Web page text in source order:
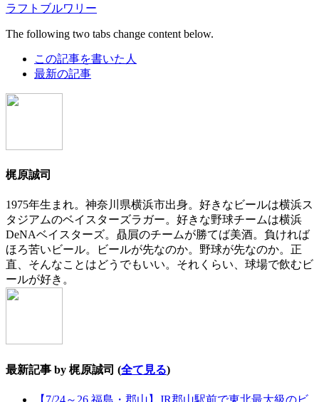
ラフトブルワリー
The following two tabs change content below.
この記事を書いた人
最新の記事
梶原誠司
1975年生まれ。神奈川県横浜市出身。好きなビールは横浜ス
タジアムのベイスターズラガー。好きな野球チームは横浜
DeNAベイスターズ。贔屓のチームが勝てば美酒。負ければ
ほろ苦いビール。ビールが先なのか。野球が先なのか。正
直、そんなことはどうでもいい。それくらい、球場で飲むビ
ールが好き。
最新記事 by 梶原誠司 (全て見る)
【7/24～26 福島・郡山】JR郡山駅前で東北最大級のビ